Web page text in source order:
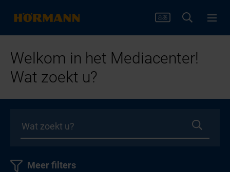
Welkom in het Mediacenter!
Wat zoekt u?
Meer filters